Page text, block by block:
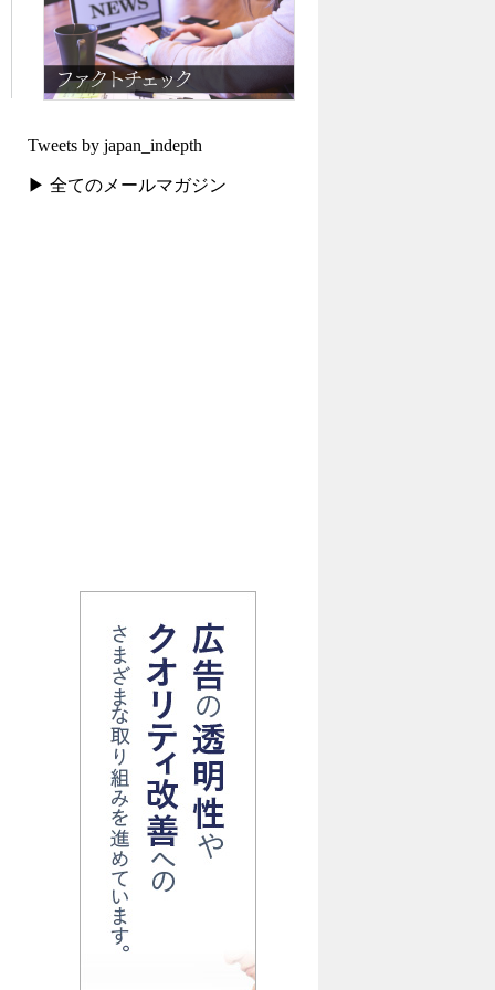
Tweets by japan_indepth
▶ 全てのメールマガジン